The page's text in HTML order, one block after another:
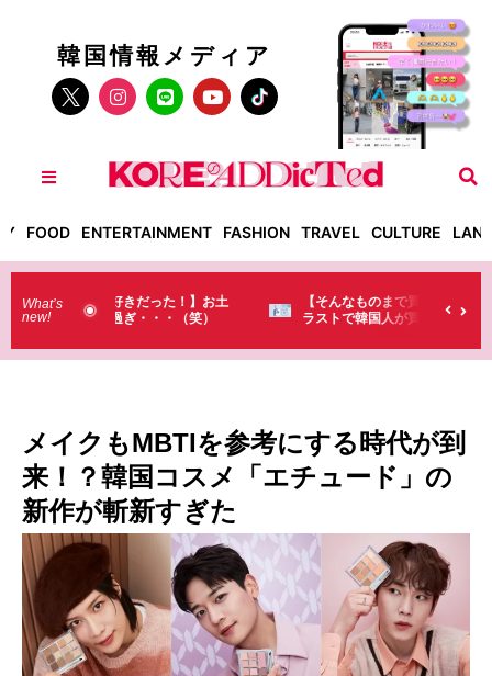
韓国情報メディア
FOOD ENTERTAINMENT FASHION TRAVEL CULTURE
What’s
new!
！】お土
（笑）
【そんなものまで買っていくの？】日本のド
ラストで韓国人が買うものがちょっと…
メイクもMBTIを参考にする時代が到
来！？韓国コスメ「エチュード」の
新作が斬新すぎた